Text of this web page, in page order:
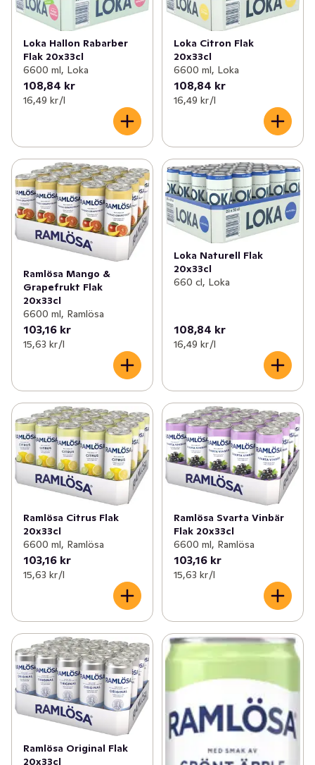
Loka Hallon Rabarber
Flak 20x33cl
6600 ml, Loka
108,84 kr
16,49 kr /l
Loka Citron Flak
20x33cl
6600 ml, Loka
108,84 kr
16,49 kr /l
Ramlösa Mango &
Grapefrukt Flak
20x33cl
6600 ml, Ramlösa
103,16 kr
15,63 kr /l
Loka Naturell Flak
20x33cl
660 cl, Loka
108,84 kr
16,49 kr /l
Ramlösa Citrus Flak
20x33cl
6600 ml, Ramlösa
103,16 kr
15,63 kr /l
Ramlösa Svarta Vinbär
Flak 20x33cl
6600 ml, Ramlösa
103,16 kr
15,63 kr /l
Ramlösa Original Flak
20x33cl